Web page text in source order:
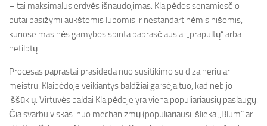
– tai maksimalus erdvės išnaudojimas. Klaipėdos senamiesčio
butai pasižymi aukštomis lubomis ir nestandartinėmis nišomis,
kuriose masinės gamybos spinta paprasčiausiai „prapultų“ arba
netilptų.
Procesas paprastai prasideda nuo susitikimo su dizaineriu ar
meistru. Klaipėdoje veikiantys baldžiai garsėja tuo, kad nebijo
iššūkių. Virtuvės baldai Klaipėdoje yra viena populiariausių paslaugų.
Čia svarbu viskas: nuo mechanizmų (populiariausi išlieka „Blum“ ar